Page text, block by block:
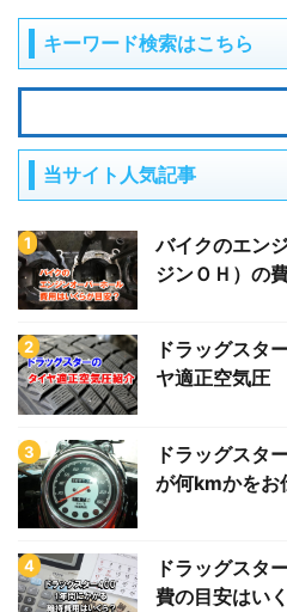
キーワード検索はこちら
当サイト人気記事
バイクのエン
ジンＯＨ）の
ドラッグスタ
ヤ適正空気圧
ドラッグスタ
が何kmかをお
ドラッグスタ
費の目安はい